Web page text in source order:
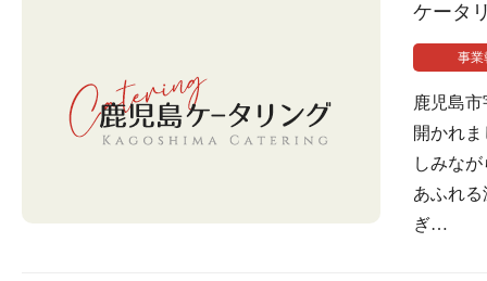
ケータ
事業
鹿児島
開かれ
しみな
あふれ
ぎ…